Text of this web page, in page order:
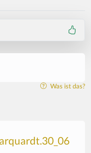
Was ist das?